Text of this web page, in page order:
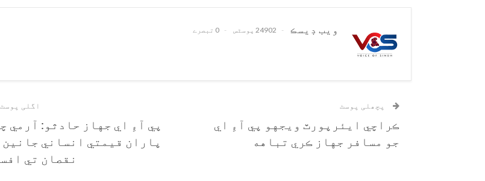
ويب ڊيسڪ 24902 پوسٹس 0 تبصرے
پچھلی پوسٹ
ڪراچي ايئرپورٽ ويجهو پي آءِ اي
جو مسافر جهاز ڪري تباهه
اگلی پوسٹ
پي آءِ اي جهاز حادثو: آرمي
پاران قيمتي انساني جانين
نقصان تي